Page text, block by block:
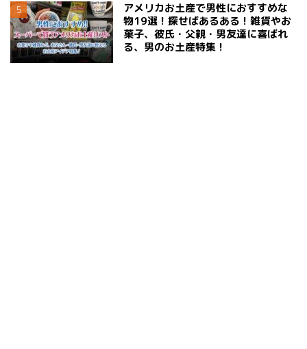
アメリカお土産で男性におすすめな
物19選！探せばあるある！雑貨やお
菓子、彼氏・父親・男友達に喜ばれ
る、男のお土産特集！